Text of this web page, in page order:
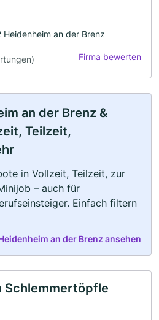
an der Brenz
Firma bewerten
an der Brenz &
Teilzeit,
in Vollzeit, Teilzeit, zur
– auch für
Einfach filtern
an der Brenz ansehen
Schlemmertöpfle